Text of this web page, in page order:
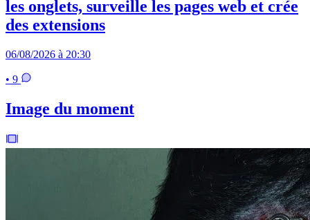
les onglets, surveille les pages web et crée
des extensions
06/08/2026 à 20:30
• 9
Image du moment